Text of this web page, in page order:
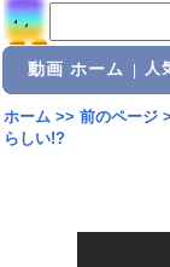
動画 ホーム 人
ホーム>> 前のページ
らしい!?